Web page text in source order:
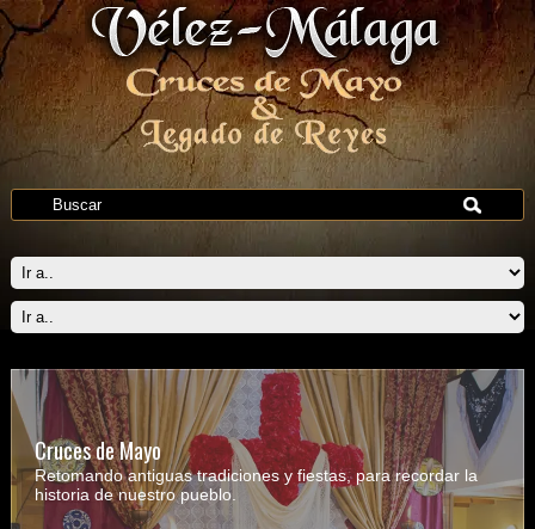
Cruces de Mayo
Retomando antiguas tradiciones y fiestas, para recordar la
historia de nuestro pueblo.